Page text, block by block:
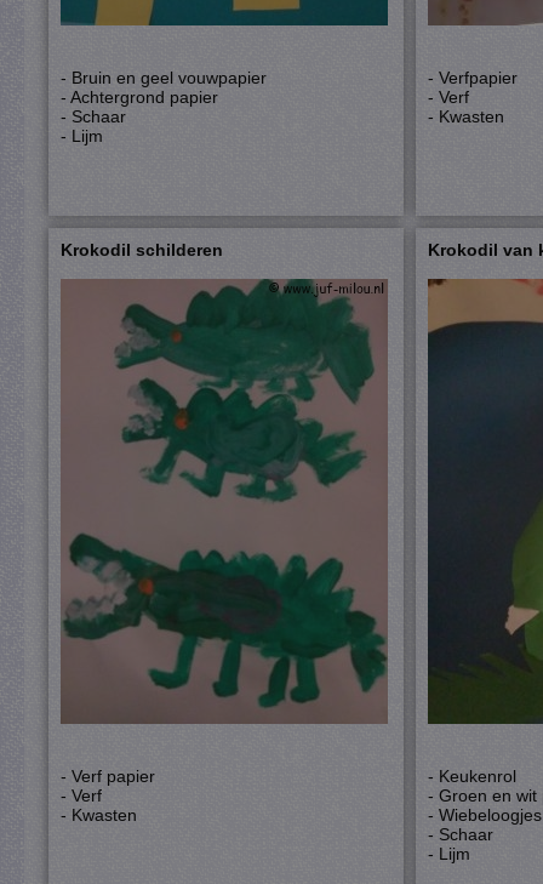
- Bruin en geel vouwpapier
- Achtergrond papier
- Schaar
- Lijm
- Verfpapier
- Verf
- Kwasten
Krokodil schilderen
- Verf papier
- Verf
- Kwasten
Krokodil van
- Keukenrol
- Groen en wit
- Wiebeloogjes
- Schaar
- Lijm